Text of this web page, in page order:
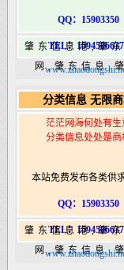
QQ：15903350
TEL：
肇东信息港,肇东
网,肇东信息,
港
分类信息 无限
茫茫网海何处有生
分类信息处处是商
本站免费发布各类供
QQ：15903350
TEL：
肇东信息港,肇东
网,肇东信息,